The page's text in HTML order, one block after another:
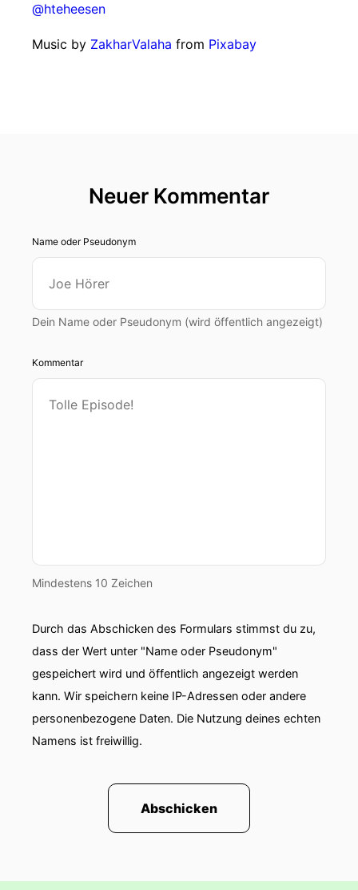
@hteheesen
Music by ZakharValaha from Pixabay
Neuer Kommentar
Name oder Pseudonym
Dein Name oder Pseudonym (wird öffentlich angezeigt)
Kommentar
Mindestens 10 Zeichen
Durch das Abschicken des Formulars stimmst du zu,
dass der Wert unter "Name oder Pseudonym"
gespeichert wird und öffentlich angezeigt werden
kann. Wir speichern keine IP-Adressen oder andere
personenbezogene Daten. Die Nutzung deines echten
Namens ist freiwillig.
Abschicken